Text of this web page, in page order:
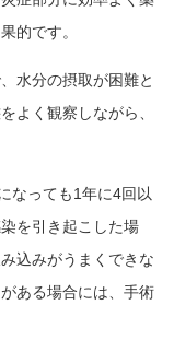
的です。
水分の摂取が困難と
よく観察しながら、
なっても1年に4回以
を引き起こした場
込みがうまくできな
ある場合には、手術